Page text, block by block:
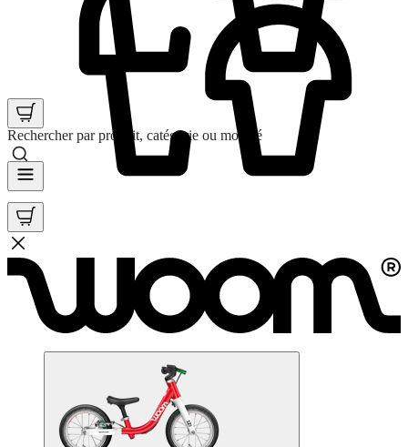
Rechercher par produit, catégorie ou mot clé